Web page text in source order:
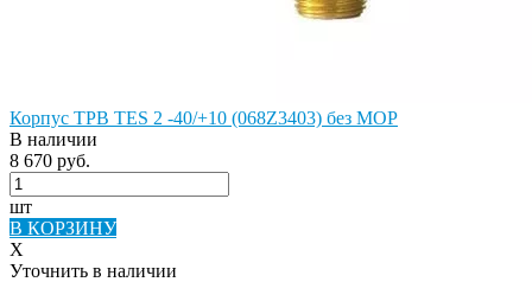
Корпус ТРВ TES 2 -40/+10 (068Z3403) без MOP
В наличии
8 670 руб.
шт
В КОРЗИНУ
X
Уточнить в наличии